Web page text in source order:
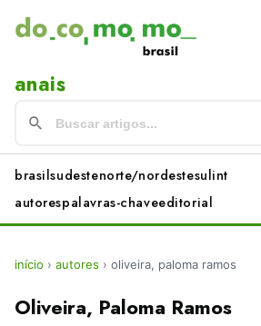
anais
brasilsudestenorte/nordestesulint
autorespalavras-chaveeditorial
início › autores › oliveira, paloma ramos
Oliveira, Paloma Ramos